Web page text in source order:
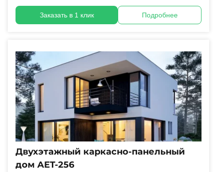
Заказать в 1 клик Подробнее
Двухэтажный каркасно-панельный
дом AET-256